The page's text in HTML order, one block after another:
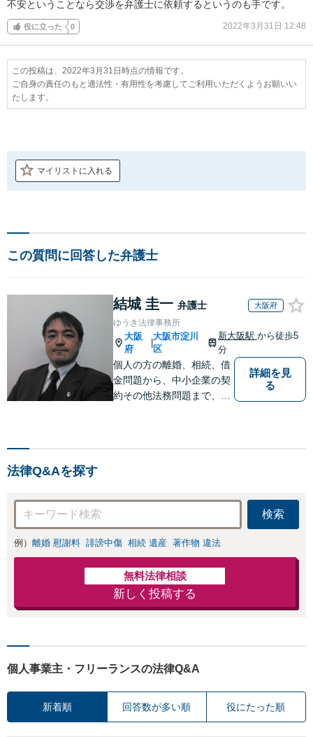
不安ということなら交渉を弁護士に依頼するというのも手です。
役に立った 0 2022年3月31日 12:48
この投稿は、2022年3月31日時点の情報です。
ご自身の責任のもと適法性・有用性を考慮してご利用いただくようお願いい
たします。
マイリストに入れる
この質問に回答した弁護士
結城 圭一 弁護士 大阪府
ゆうき法律事務所
大阪
府
|
大阪市淀川
区
新大阪駅 から徒歩5
分
個人の方の離婚、相続、借
金問題から、中小企業の契
約その他法務問題まで、小
詳細を見
る
法律Q&Aを探す
検索
例） 離婚 慰謝料 誹謗中傷 相続 遺産 著作物 違法
無料法律相談
新しく投稿する
個人事業主・フリーランスの法律Q&A
新着順 回答数が多い順 役にたった順